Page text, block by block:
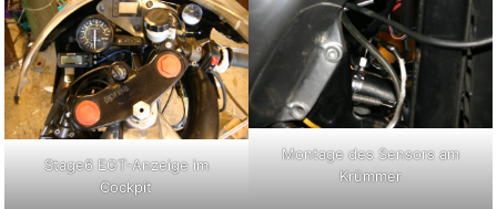
Stage6 EGT-Anzeige im
Cockpit
Montage des Sensors am
Krümmer